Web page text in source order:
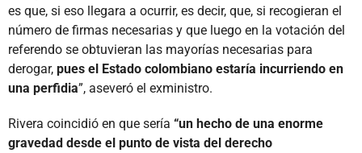
es que, si eso llegara a ocurrir, es decir, que, si recogieran el
número de firmas necesarias y que luego en la votación del
referendo se obtuvieran las mayorías necesarias para
derogar, pues el Estado colombiano estaría incurriendo en
una perfidia”, aseveró el exministro.
Rivera coincidió en que sería “un hecho de una enorme
gravedad desde el punto de vista del derecho